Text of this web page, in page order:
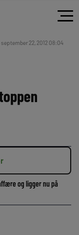
22, 2012 08:04
og ligger nu på